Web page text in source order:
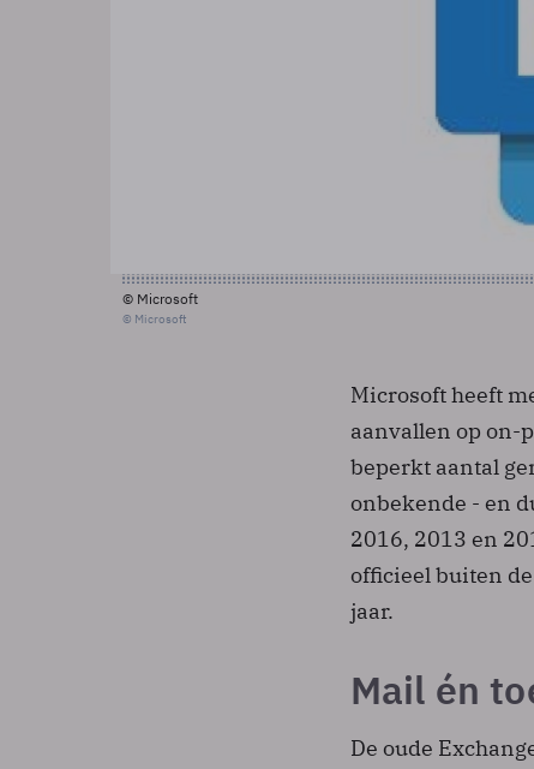
© Microsoft
© Microsoft
Microsoft heeft
aanvallen op on-
beperkt aantal
onbekende - en
2016, 2013 en
officieel buiten
jaar.
Mail én
De oude